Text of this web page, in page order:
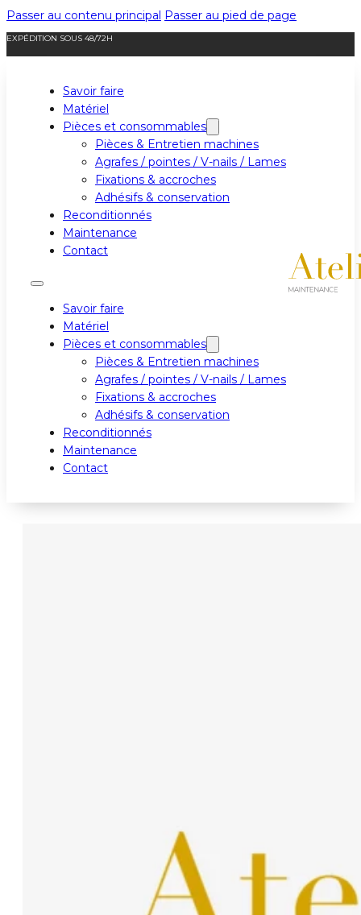
Passer au contenu principal Passer au pied de page
EXPÉDITION SOUS 48/72H
Savoir faire
Matériel
Pièces et consommables
Pièces & Entretien machines
Agrafes / pointes / V-nails / Lames
Fixations & accroches
Adhésifs & conservation
Reconditionnés
Maintenance
Contact
Savoir faire
Matériel
Pièces et consommables
Pièces & Entretien machines
Agrafes / pointes / V-nails / Lames
Fixations & accroches
Adhésifs & conservation
Reconditionnés
Maintenance
Contact